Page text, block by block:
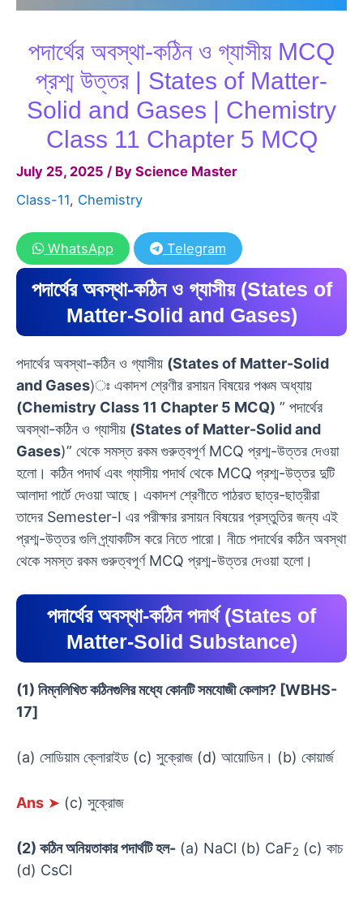
পদার্থের অবস্থা-কঠিন ও গ্যাসীয় MCQ
প্রশ্ম উত্তর | States of Matter-
Solid and Gases | Chemistry
Class 11 Chapter 5 MCQ
July 25, 2025 / By Science Master
Class-11, Chemistry
WhatsApp Telegram
পদার্থের অবস্থা-কঠিন ও গ্যাসীয় (States of
Matter-Solid and Gases)
পদার্থের অবস্থা-কঠিন ও গ্যাসীয় (States of Matter-Solid
and Gases)ঃ একাদশ শ্রেণীর রসায়ন বিষয়ের পঞ্চম অধ্যায়
(Chemistry Class 11 Chapter 5 MCQ) ” পদার্থের
অবস্থা-কঠিন ও গ্যাসীয় (States of Matter-Solid and
Gases)” থেকে সমস্ত রকম গুরুত্বপূর্ণ MCQ প্রশ্ম-উত্তর দেওয়া
হলো। কঠিন পদার্থ এবং গ্যাসীয় পদার্থ থেকে MCQ প্রশ্ম-উত্তর দুটি
আলাদা পার্টে দেওয়া আছে। একাদশ শ্রেণীতে পাঠরত ছাত্র-ছাত্রীরা
তাদের Semester-I এর পরীক্ষার রসায়ন বিষয়ের প্রস্তুতির জন্য এই
প্রশ্ম-উত্তর গুলি প্র্যাকটিস করে নিতে পারো। নীচে পদার্থের কঠিন অবস্থা
থেকে সমস্ত রকম গুরুত্বপূর্ণ MCQ প্রশ্ম-উত্তর দেওয়া হলো।
পদার্থের অবস্থা-কঠিন পদার্থ (States of
Matter-Solid Substance)
(1) নিম্নলিখিত কঠিনগুলির মধ্যে কোনটি সমযোজী কেলাস? [WBHS-
17]
(a) সোডিয়াম ক্লোরাইড (c) সুক্রোজ (d) আয়োডিন। (b) কোয়ার্জ
Ans ➤ (c) সুক্রোজ
(2) কঠিন অনিয়তাকার পদার্থটি হল- (a) NaCl (b) CaF2 (c) কাচ
(d) CsCl